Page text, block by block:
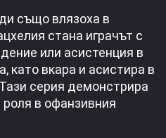
също влязоха в
стана играчът с
или асистенция в
като вкара и асистира в
серия демонстрира
в офанзивния